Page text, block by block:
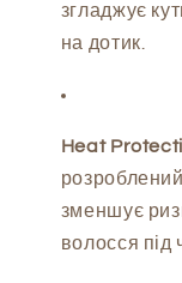
згладжує
на дотик.
Heat
зменшує
волосся під